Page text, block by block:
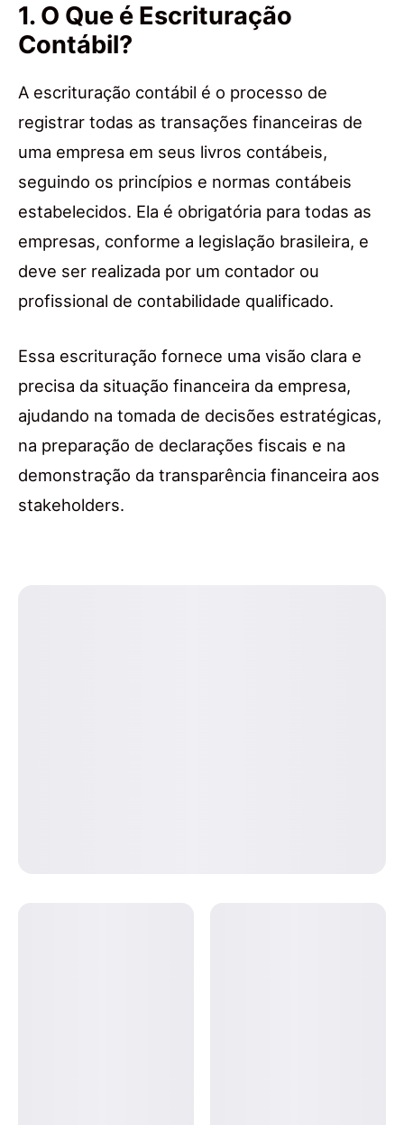
1. O Que é Escrituração
Contábil?
A escrituração contábil é o processo de
registrar todas as transações financeiras de
uma empresa em seus livros contábeis,
seguindo os princípios e normas contábeis
estabelecidos. Ela é obrigatória para todas as
empresas, conforme a legislação brasileira, e
deve ser realizada por um contador ou
profissional de contabilidade qualificado.
Essa escrituração fornece uma visão clara e
precisa da situação financeira da empresa,
ajudando na tomada de decisões estratégicas,
na preparação de declarações fiscais e na
demonstração da transparência financeira aos
stakeholders.